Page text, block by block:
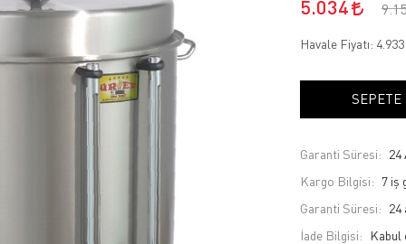
5.034
Havale Fiyatı: 4.933
SEPETE
Garanti Süresi: 24
Kargo Bilgisi: 7 iş
Garanti Süresi: 24
İade Bilgisi: